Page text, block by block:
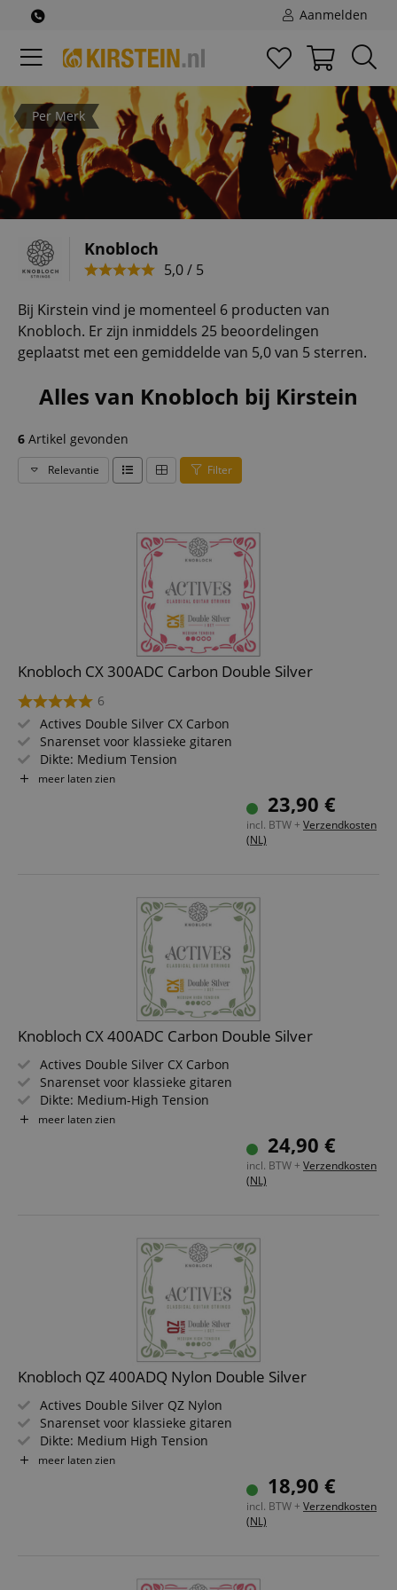
Aanmelden
Per Merk
Knobloch
5,0 / 5
Bij Kirstein vind je momenteel 6 producten van
Knobloch. Er zijn inmiddels 25 beoordelingen
geplaatst met een gemiddelde van 5,0 van 5 sterren.
Alles van Knobloch bij Kirstein
6 Artikel gevonden
Relevantie Filter
Knobloch CX 300ADC Carbon Double Silver
6
Actives Double Silver CX Carbon
Snarenset voor klassieke gitaren
Dikte: Medium Tension
Carbon kern
meer laten zien
23,90 €
incl. BTW + Verzendkosten
(NL)
Knobloch CX 400ADC Carbon Double Silver
Actives Double Silver CX Carbon
Snarenset voor klassieke gitaren
Dikte: Medium-High Tension
Carbon kern
meer laten zien
24,90 €
incl. BTW + Verzendkosten
(NL)
Knobloch QZ 400ADQ Nylon Double Silver
Actives Double Silver QZ Nylon
Snarenset voor klassieke gitaren
Dikte: Medium High Tension
Nylon kern
meer laten zien
18,90 €
incl. BTW + Verzendkosten
(NL)